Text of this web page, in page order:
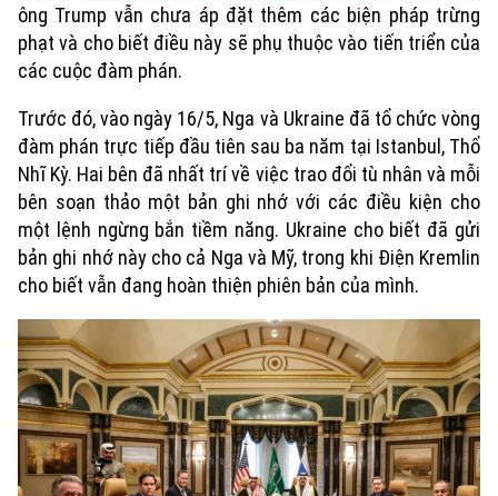
Xu hướng
ông Trump vẫn chưa áp đặt thêm các biện pháp trừng
phạt và cho biết điều này sẽ phụ thuộc vào tiến triển của
các cuộc đàm phán.
Trước đó, vào ngày 16/5, Nga và Ukraine đã tổ chức vòng
đàm phán trực tiếp đầu tiên sau ba năm tại Istanbul, Thổ
Nhĩ Kỳ. Hai bên đã nhất trí về việc trao đổi tù nhân và mỗi
bên soạn thảo một bản ghi nhớ với các điều kiện cho
một lệnh ngừng bắn tiềm năng. Ukraine cho biết đã gửi
bản ghi nhớ này cho cả Nga và Mỹ, trong khi Điện Kremlin
cho biết vẫn đang hoàn thiện phiên bản của mình.